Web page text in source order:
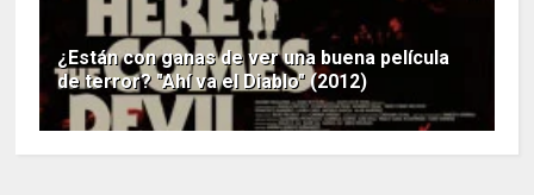
¿Están con ganas de ver una buena película
de terror? "Ahí va el Diablo" (2012)